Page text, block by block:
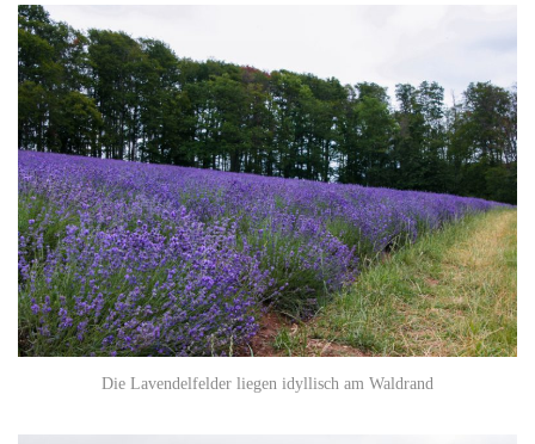
Die Lavendelfelder liegen idyllisch am Waldrand